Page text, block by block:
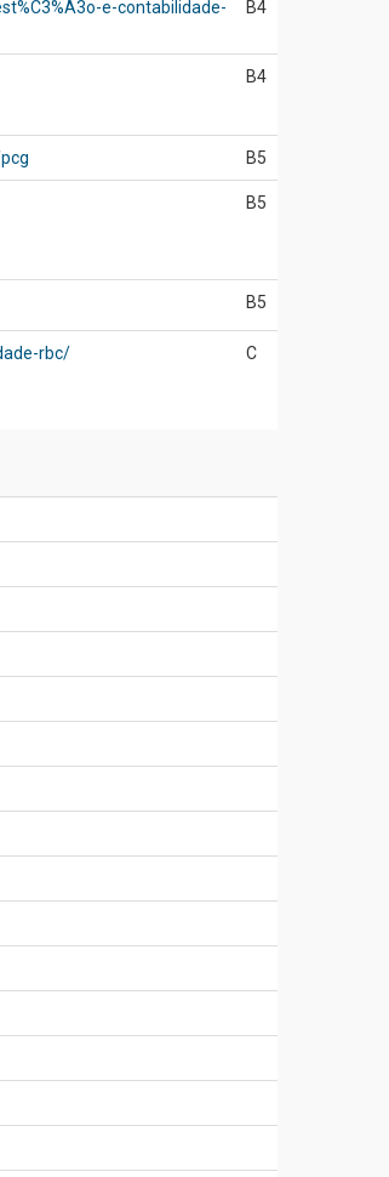
e-contabilidade-
B4
B4
B5
B5
B5
rbc/ C